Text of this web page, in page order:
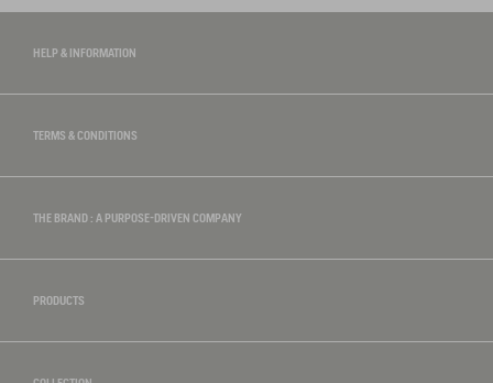
HELP & INFORMATION
TERMS & CONDITIONS
THE BRAND : A PURPOSE-DRIVEN COMPANY
PRODUCTS